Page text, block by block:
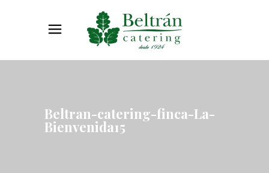
Beltran-catering-finca-La-
Bienvenida15